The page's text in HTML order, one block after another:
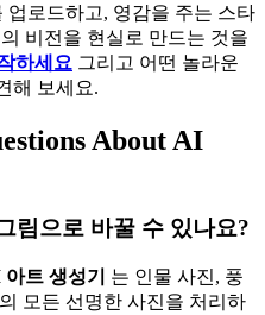
로드하고, 영감을 주는 스타
비전을 현실로 만드는 것을
하세요 그리고 어떤 놀라운
해 보세요.
About AI
림으로 바꿀 수 있나요?
트 생성기
는 인물 사진, 풍
모든 선명한 사진을 처리하